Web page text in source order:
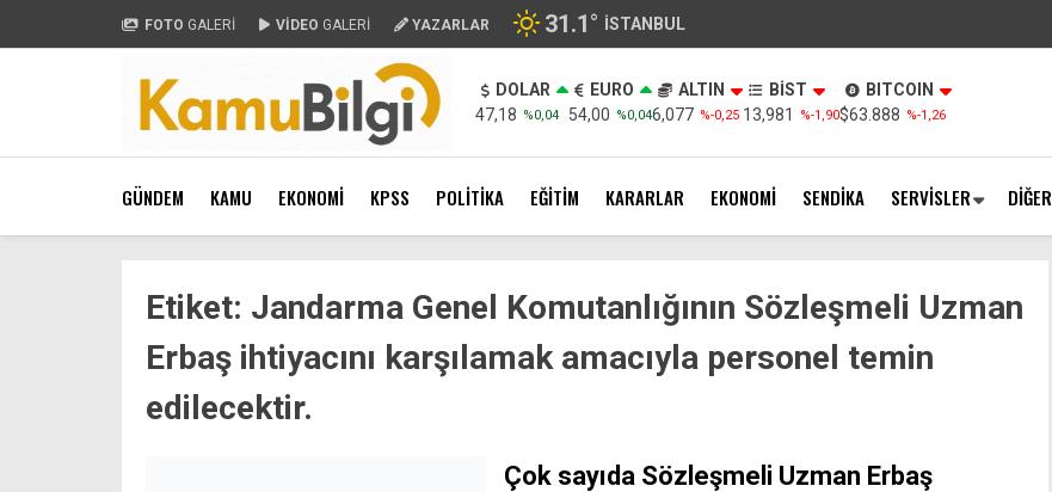
FOTO GALERİ VİDEO GALERİ YAZARLAR 31.1° İSTANBUL
DOLAR
47,18 %0,04
EURO
54,00 %0,04
ALTIN
6,077 %-0,25
BİST
13,981
%-1,90
BITCOIN
$63.888 %-1,26
GÜNDEM KAMU EKONOMİ KPSS POLİTİKA EĞİTİM KARARLAR EKONOMİ SENDİKA SERVİSLER DİĞER
Etiket: Jandarma Genel Komutanlığının Sözleşmeli Uzman
Erbaş ihtiyacını karşılamak amacıyla personel temin
edilecektir.
Çok sayıda Sözleşmeli Uzman Erbaş